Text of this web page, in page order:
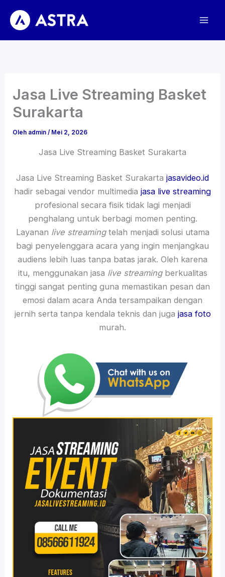
konten
Jasa Live Streaming Basket
Surakarta
Oleh admin/ Mei 2, 2026
Jasa Live Streaming Basket Surakarta
Jasa Live Streaming Basket Surakarta jasavideo.id
hadir sebagai vendor multimedia jasa live streaming
profesional secara fisik tidak lagi menjadi
penghalang untuk berbagi momen penting.
Layanan live streamingtelah menjadi solusi utama
bagi penyelenggara acara yang ingin menjangkau
audiens lebih luas tanpa batas jarak. Oleh karena
itu, menggunakan jasa live streamingberkualitas
tinggi sangat penting guna memastikan pesan dan
emosi dalam acara Anda tersampaikan dengan
jernih serta tanpa kendala teknis dan juga jasa foto
murah.